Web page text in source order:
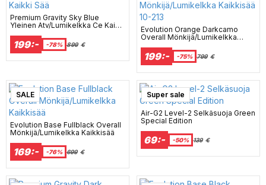
Premium Gravity Sky Blue
Yleinen Atv/Lumikelkka Ce Kaikki
199:- -78% 899 €
Evolution Orange Darkcamo
Overall Mönkijä/Lumikelkka
199:- -75% 799 €
SALE
Evolution Base Fullblack Overall
Mönkijä/Lumikelkka Kaikkisää
169:- -76% 699 €
Super sale
Air-G2 Level-2 Selkäsuoja Green
Special Edition
69:- -50% 139 €